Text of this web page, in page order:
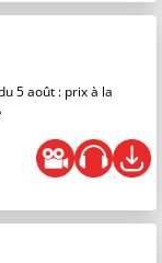
5 août : prix à la